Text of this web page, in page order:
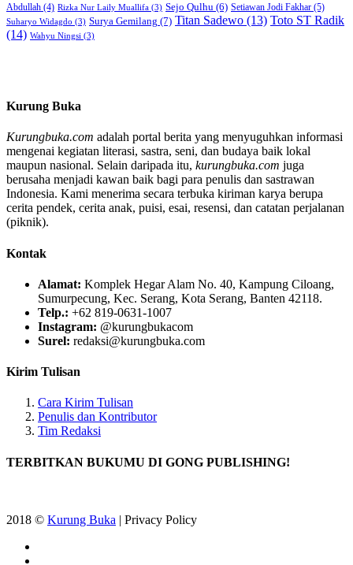
Abdullah (4) Rizka Nur Laily Muallifa (3) Sejo Qulhu (6) Setiawan Jodi Fakhar (5)
Suharyo Widagdo (3) Surya Gemilang (7) Titan Sadewo (13) Toto ST Radik
(14) Wahyu Ningsi (3)
Kurung Buka
Kurungbuka.com adalah portal berita yang menyuguhkan informasi
mengenai kegiatan literasi, sastra, seni, dan budaya baik lokal
maupun nasional. Selain daripada itu, kurungbuka.com juga
berusaha menjadi kawan baik bagi para penulis dan sastrawan
Indonesia. Kami menerima secara terbuka kiriman karya berupa
cerita pendek, cerita anak, puisi, esai, resensi, dan catatan perjalanan
(piknik).
Kontak
Alamat: Komplek Hegar Alam No. 40, Kampung Ciloang,
Sumurpecung, Kec. Serang, Kota Serang, Banten 42118.
Telp.: +62 819-0631-1007
Instagram: @kurungbukacom
Surel: redaksi@kurungbuka.com
Kirim Tulisan
Cara Kirim Tulisan
Penulis dan Kontributor
Tim Redaksi
TERBITKAN BUKUMU DI GONG PUBLISHING!
2018 © Kurung Buka | Privacy Policy